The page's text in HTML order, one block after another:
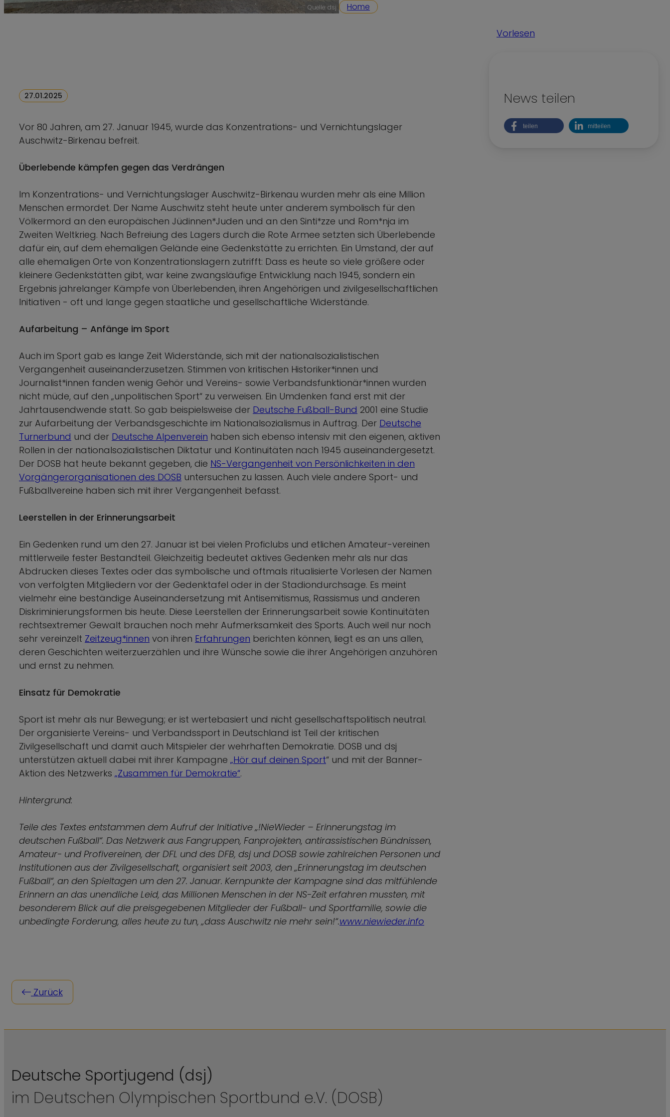
Nachhaltigkeit
Quelle: dsj Home
27.01.2025
Vor 80 Jahren, am 27. Januar 1945, wurde das Konzentrations- und Vernichtungslager
Auschwitz-Birkenau befreit.
Überlebende kämpfen gegen das Verdrängen
Im Konzentrations- und Vernichtungslager Auschwitz-Birkenau wurden mehr als eine Million
Menschen ermordet. Der Name Auschwitz steht heute unter anderem symbolisch für den
Völkermord an den europäischen Jüdinnen*Juden und an den Sinti*zze und Rom*nja im
Zweiten Weltkrieg. Nach Befreiung des Lagers durch die Rote Armee setzten sich Überlebende
dafür ein, auf dem ehemaligen Gelände eine Gedenkstätte zu errichten. Ein Umstand, der auf
alle ehemaligen Orte von Konzentrationslagern zutrifft: Dass es heute so viele größere oder
kleinere Gedenkstätten gibt, war keine zwangsläufige Entwicklung nach 1945, sondern ein
Ergebnis jahrelanger Kämpfe von Überlebenden, ihren Angehörigen und zivilgesellschaftlichen
Initiativen - oft und lange gegen staatliche und gesellschaftliche Widerstände.
Aufarbeitung – Anfänge im Sport
Auch im Sport gab es lange Zeit Widerstände, sich mit der nationalsozialistischen
Vergangenheit auseinanderzusetzen. Stimmen von kritischen Historiker*innen und
Journalist*innen fanden wenig Gehör und Vereins- sowie Verbandsfunktionär*innen wurden
nicht müde, auf den „unpolitischen Sport“ zu verweisen. Ein Umdenken fand erst mit der
Jahrtausendwende statt. So gab beispielsweise der Deutsche Fußball-Bund 2001 eine Studie
zur Aufarbeitung der Verbandsgeschichte im Nationalsozialismus in Auftrag. Der Deutsche
Turnerbund und der Deutsche Alpenverein haben sich ebenso intensiv mit den eigenen, aktiven
Rollen in der nationalsozialistischen Diktatur und Kontinuitäten nach 1945 auseinandergesetzt.
Der DOSB hat heute bekannt gegeben, die NS-Vergangenheit von Persönlichkeiten in den
Vorgängerorganisationen des DOSB untersuchen zu lassen. Auch viele andere Sport- und
Fußballvereine haben sich mit ihrer Vergangenheit befasst.
Leerstellen in der Erinnerungsarbeit
Ein Gedenken rund um den 27. Januar ist bei vielen Proficlubs und etlichen Amateur-vereinen
mittlerweile fester Bestandteil. Gleichzeitig bedeutet aktives Gedenken mehr als nur das
Abdrucken dieses Textes oder das symbolische und oftmals ritualisierte Vorlesen der Namen
von verfolgten Mitgliedern vor der Gedenktafel oder in der Stadiondurchsage. Es meint
vielmehr eine beständige Auseinandersetzung mit Antisemitismus, Rassismus und anderen
Diskriminierungsformen bis heute. Diese Leerstellen der Erinnerungsarbeit sowie Kontinuitäten
rechtsextremer Gewalt brauchen noch mehr Aufmerksamkeit des Sports. Auch weil nur noch
sehr vereinzelt Zeitzeug*innen von ihren Erfahrungen berichten können, liegt es an uns allen,
deren Geschichten weiterzuerzählen und ihre Wünsche sowie die ihrer Angehörigen anzuhören
und ernst zu nehmen.
Einsatz für Demokratie
Sport ist mehr als nur Bewegung; er ist wertebasiert und nicht gesellschaftspolitisch neutral.
Der organisierte Vereins- und Verbandssport in Deutschland ist Teil der kritischen
Zivilgesellschaft und damit auch Mitspieler der wehrhaften Demokratie. DOSB und dsj
unterstützen aktuell dabei mit ihrer Kampagne „Hör auf deinen Sport“ und mit der Banner-
Aktion des Netzwerks „Zusammen für Demokratie“.
Hintergrund:
Teile des Textes entstammen dem Aufruf der Initiative „!NieWieder – Erinnerungstag im
deutschen Fußball“. Das Netzwerk aus Fangruppen, Fanprojekten, antirassistischen Bündnissen,
Amateur- und Profivereinen, der DFL und des DFB, dsj und DOSB sowie zahlreichen Personen und
Institutionen aus der Zivilgesellschaft, organisiert seit 2003, den „Erinnerungstag im deutschen
Fußball“, an den Spieltagen um den 27. Januar. Kernpunkte der Kampagne sind das mitfühlende
Erinnern an das unendliche Leid, das Millionen Menschen in der NS-Zeit erfahren mussten, mit
besonderem Blick auf die preisgegebenen Mitglieder der Fußball- und Sportfamilie, sowie die
unbedingte Forderung, alles heute zu tun, „dass Auschwitz nie mehr sein!“.www.niewieder.info
Zurück
Vorlesen
News teilen
teilen mitteilen
Deutsche Sportjugend (dsj)
im Deutschen Olympischen Sportbund e.V. (DOSB)